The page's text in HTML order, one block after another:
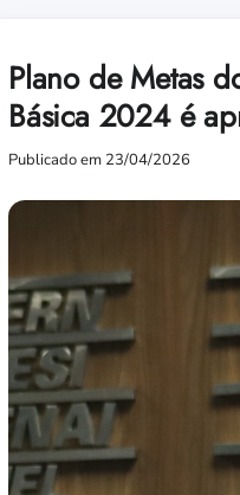
Plano de Metas
Básica 2024 é
Publicado em 23/04/2026